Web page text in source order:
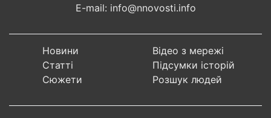
E-mail: info@nnovosti.info
Новини
Статті
Сюжети
Відео з мережі
Підсумки історій
Розшук людей